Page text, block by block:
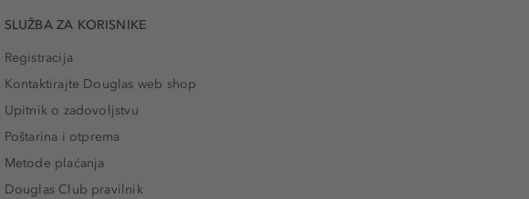
SLUŽBA ZA KORISNIKE
Registracija
Kontaktirajte Douglas web shop
Upitnik o zadovoljstvu
Poštarina i otprema
Metode plaćanja
Douglas Club pravilnik